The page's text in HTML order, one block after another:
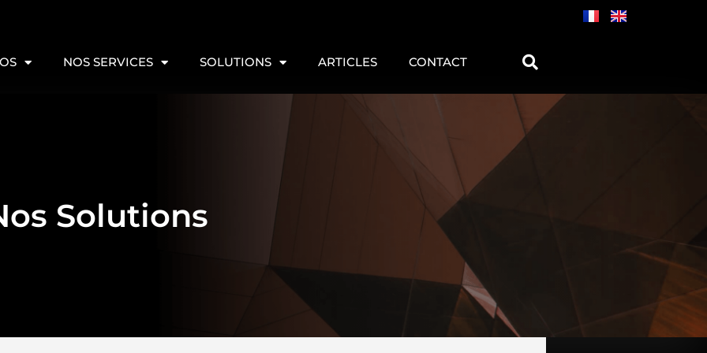
NOS SERVICES SOLUTIONS ARTICLES CONTACT
Solutions